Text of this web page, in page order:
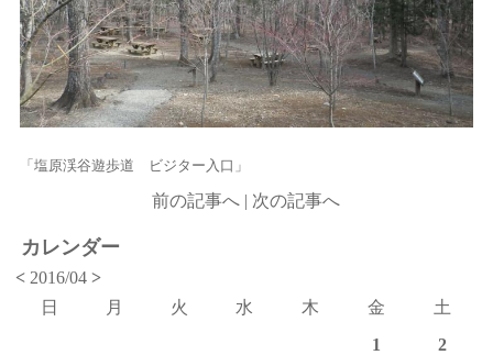
「塩原渓谷遊歩道 ビジター入口」
前の記事へ | 次の記事へ
カレンダー
< 2016/04>
日
月 火 水 木 金
土
1
2